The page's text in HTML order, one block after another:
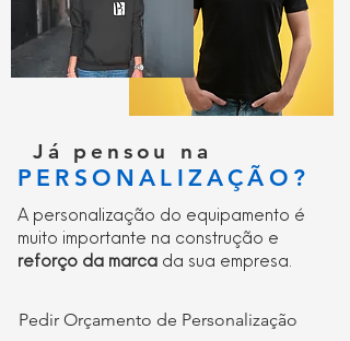
Já pensou na
PERSONALIZAÇÃO?
A personalização do equipamento é
muito importante na construção e
reforço da marca da sua empresa.
Pedir Orçamento de Personalização